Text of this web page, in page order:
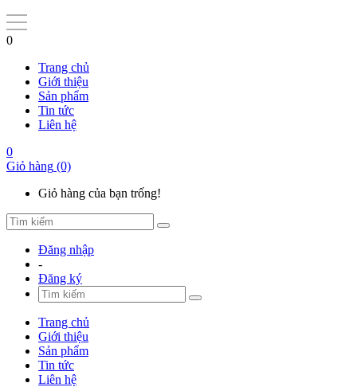
0
Trang chủ
Giới thiệu
Sản phẩm
Tin tức
Liên hệ
0
Giỏ hàng (0)
Giỏ hàng của bạn trống!
Đăng nhập
-
Đăng ký
Trang chủ
Giới thiệu
Sản phẩm
Tin tức
Liên hệ